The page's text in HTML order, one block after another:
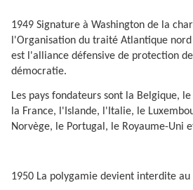
1949 Signature à Washington de la
l'Organisation du traité Atlantique
est l'alliance défensive de protection
démocratie.
Les pays fondateurs sont la Belgique,
la France, l'Islande, l'Italie, le
Norvège, le Portugal, le Royaume-Uni
1950 La polygamie devient interdite au